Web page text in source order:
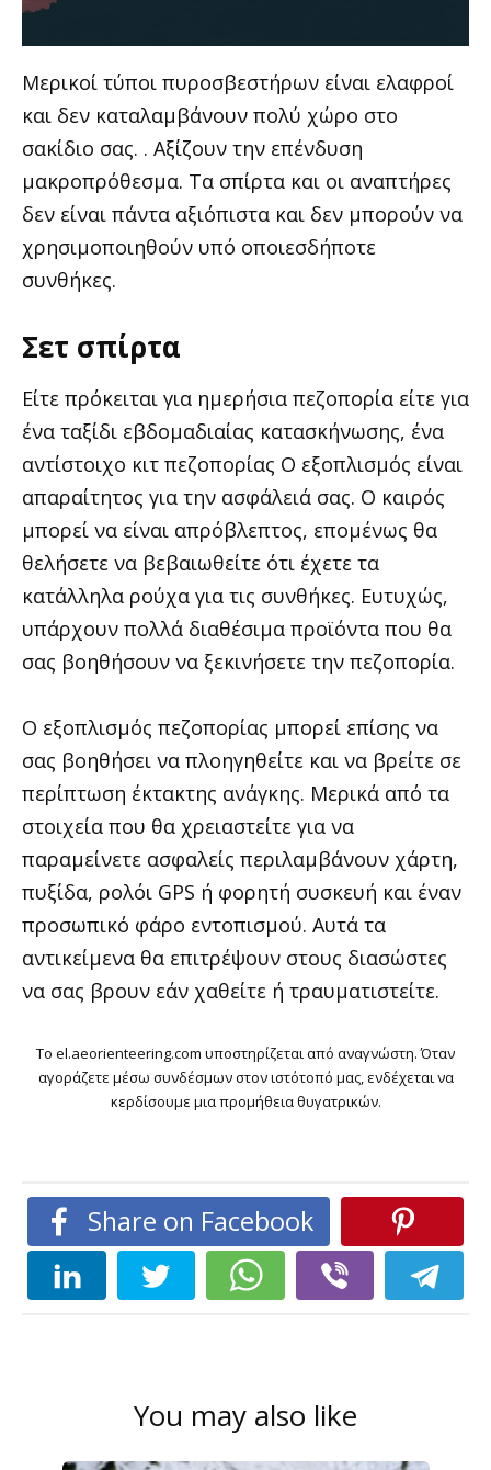
Μερικοί τύποι πυροσβεστήρων είναι ελαφροί
και δεν καταλαμβάνουν πολύ χώρο στο
σακίδιο σας. . Αξίζουν την επένδυση
μακροπρόθεσμα. Τα σπίρτα και οι αναπτήρες
δεν είναι πάντα αξιόπιστα και δεν μπορούν να
χρησιμοποιηθούν υπό οποιεσδήποτε
συνθήκες.
Σετ σπίρτα
Είτε πρόκειται για ημερήσια πεζοπορία είτε για
ένα ταξίδι εβδομαδιαίας κατασκήνωσης, ένα
αντίστοιχο κιτ πεζοπορίας Ο εξοπλισμός είναι
απαραίτητος για την ασφάλειά σας. Ο καιρός
μπορεί να είναι απρόβλεπτος, επομένως θα
θελήσετε να βεβαιωθείτε ότι έχετε τα
κατάλληλα ρούχα για τις συνθήκες. Ευτυχώς,
υπάρχουν πολλά διαθέσιμα προϊόντα που θα
σας βοηθήσουν να ξεκινήσετε την πεζοπορία.
Ο εξοπλισμός πεζοπορίας μπορεί επίσης να
σας βοηθήσει να πλοηγηθείτε και να βρείτε σε
περίπτωση έκτακτης ανάγκης. Μερικά από τα
στοιχεία που θα χρειαστείτε για να
παραμείνετε ασφαλείς περιλαμβάνουν χάρτη,
πυξίδα, ρολόι GPS ή φορητή συσκευή και έναν
προσωπικό φάρο εντοπισμού. Αυτά τα
αντικείμενα θα επιτρέψουν στους διασώστες
να σας βρουν εάν χαθείτε ή τραυματιστείτε.
Το el.aeorienteering.com υποστηρίζεται από αναγνώστη. Όταν
αγοράζετε μέσω συνδέσμων στον ιστότοπό μας, ενδέχεται να
κερδίσουμε μια προμήθεια θυγατρικών.
Share on Facebook
You may also like